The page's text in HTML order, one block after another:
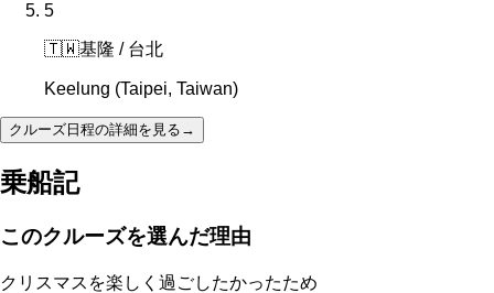
5
🇹🇼基隆 / 台北
Keelung (Taipei, Taiwan)
クルーズ日程の詳細を見る →
乗船記
このクルーズを選んだ理由
クリスマスを楽しく過ごしたかったため